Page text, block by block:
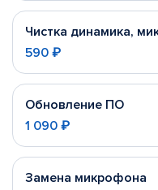
Чистка динамика,
590 ₽
Обновление ПО
1 090 ₽
Замена микрофона